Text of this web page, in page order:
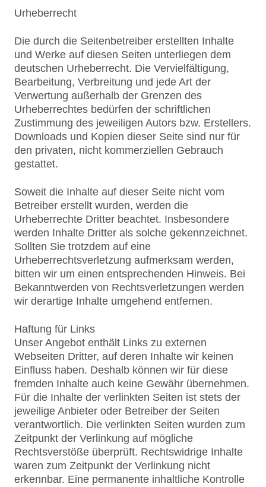
Urheberrecht
Die durch die Seitenbetreiber erstellten Inhalte
und Werke auf diesen Seiten unterliegen dem
deutschen Urheberrecht. Die Vervielfältigung,
Bearbeitung, Verbreitung und jede Art der
Verwertung außerhalb der Grenzen des
Urheberrechtes bedürfen der schriftlichen
Zustimmung des jeweiligen Autors bzw. Erstellers.
Downloads und Kopien dieser Seite sind nur für
den privaten, nicht kommerziellen Gebrauch
gestattet.
Soweit die Inhalte auf dieser Seite nicht vom
Betreiber erstellt wurden, werden die
Urheberrechte Dritter beachtet. Insbesondere
werden Inhalte Dritter als solche gekennzeichnet.
Sollten Sie trotzdem auf eine
Urheberrechtsverletzung aufmerksam werden,
bitten wir um einen entsprechenden Hinweis. Bei
Bekanntwerden von Rechtsverletzungen werden
wir derartige Inhalte umgehend entfernen.
Haftung für Links
Unser Angebot enthält Links zu externen
Webseiten Dritter, auf deren Inhalte wir keinen
Einfluss haben. Deshalb können wir für diese
fremden Inhalte auch keine Gewähr übernehmen.
Für die Inhalte der verlinkten Seiten ist stets der
jeweilige Anbieter oder Betreiber der Seiten
verantwortlich. Die verlinkten Seiten wurden zum
Zeitpunkt der Verlinkung auf mögliche
Rechtsverstöße überprüft. Rechtswidrige Inhalte
waren zum Zeitpunkt der Verlinkung nicht
erkennbar. Eine permanente inhaltliche Kontrolle